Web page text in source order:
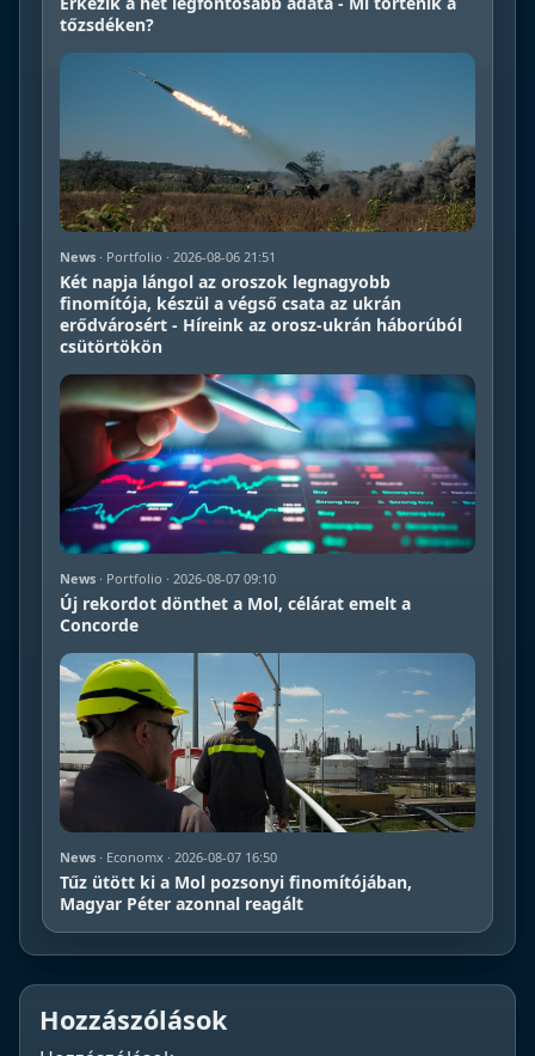
tőzsdéken?
News · Portfolio · 2026-08-06 21:51
Két napja lángol az oroszok legnagyobb
finomítója, készül a végső csata az ukrán
erődvárosért - Híreink az orosz-ukrán háborúból
csütörtökön
News · Portfolio · 2026-08-07 09:10
Új rekordot dönthet a Mol, célárat emelt a
Concorde
News · Economx · 2026-08-07 16:50
Tűz ütött ki a Mol pozsonyi finomítójában,
Magyar Péter azonnal reagált
Hozzászólások